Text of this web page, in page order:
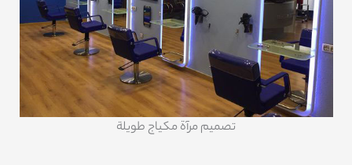
تصميم مرآة مكياج طويلة